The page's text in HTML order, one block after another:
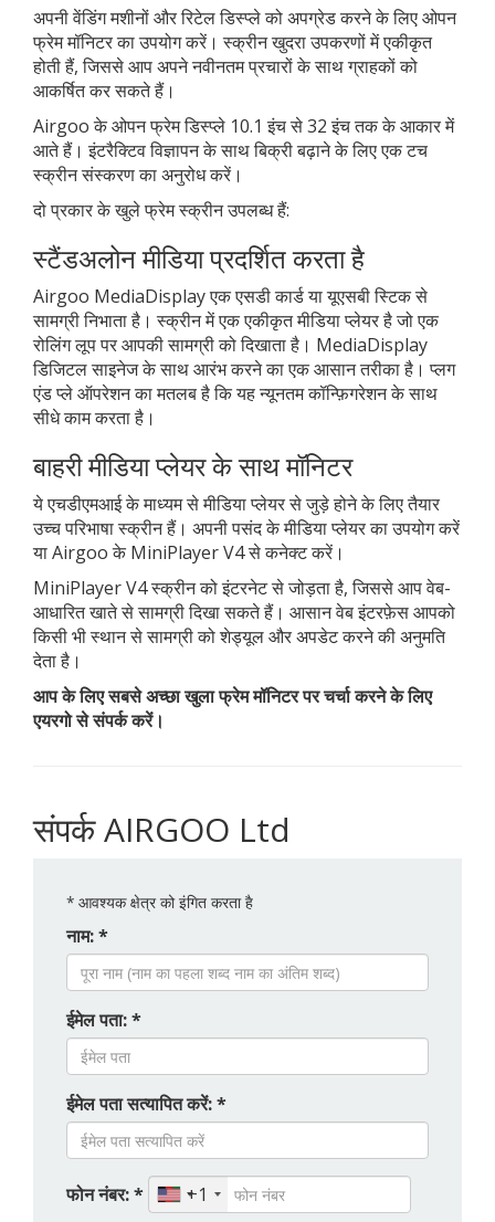
अपनी वेंडिंग मशीनों और रिटेल डिस्प्ले को अपग्रेड करने के लिए ओपन
फ्रेम मॉनिटर का उपयोग करें। स्क्रीन खुदरा उपकरणों में एकीकृत
होती हैं, जिससे आप अपने नवीनतम प्रचारों के साथ ग्राहकों को
आकर्षित कर सकते हैं।
Airgoo के ओपन फ्रेम डिस्प्ले 10.1 इंच से 32 इंच तक के आकार में
आते हैं। इंटरैक्टिव विज्ञापन के साथ बिक्री बढ़ाने के लिए एक टच
स्क्रीन संस्करण का अनुरोध करें।
दो प्रकार के खुले फ्रेम स्क्रीन उपलब्ध हैं:
स्टैंडअलोन मीडिया प्रदर्शित करता है
Airgoo MediaDisplay एक एसडी कार्ड या यूएसबी स्टिक से
सामग्री निभाता है। स्क्रीन में एक एकीकृत मीडिया प्लेयर है जो एक
रोलिंग लूप पर आपकी सामग्री को दिखाता है। MediaDisplay
डिजिटल साइनेज के साथ आरंभ करने का एक आसान तरीका है। प्लग
एंड प्ले ऑपरेशन का मतलब है कि यह न्यूनतम कॉन्फ़िगरेशन के साथ
सीधे काम करता है।
बाहरी मीडिया प्लेयर के साथ मॉनिटर
ये एचडीएमआई के माध्यम से मीडिया प्लेयर से जुड़े होने के लिए तैयार
उच्च परिभाषा स्क्रीन हैं। अपनी पसंद के मीडिया प्लेयर का उपयोग करें
या Airgoo के MiniPlayer V4 से कनेक्ट करें।
MiniPlayer V4 स्क्रीन को इंटरनेट से जोड़ता है, जिससे आप वेब-
आधारित खाते से सामग्री दिखा सकते हैं। आसान वेब इंटरफ़ेस आपको
किसी भी स्थान से सामग्री को शेड्यूल और अपडेट करने की अनुमति
देता है।
आप के लिए सबसे अच्छा खुला फ्रेम मॉनिटर पर चर्चा करने के लिए
एयरगो से संपर्क करें।
संपर्क AIRGOO Ltd
* आवश्यक क्षेत्र को इंगित करता है
नाम: *
ईमेल पता: *
ईमेल पता सत्यापित करें: *
फोन नंबर: *
+1